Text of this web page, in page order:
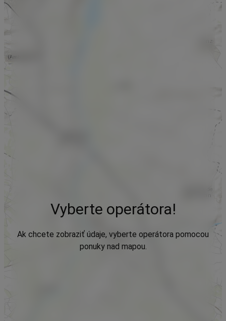
Vyberte operátora!
Ak chcete zobraziť údaje, vyberte operátora pomocou
ponuky nad mapou.